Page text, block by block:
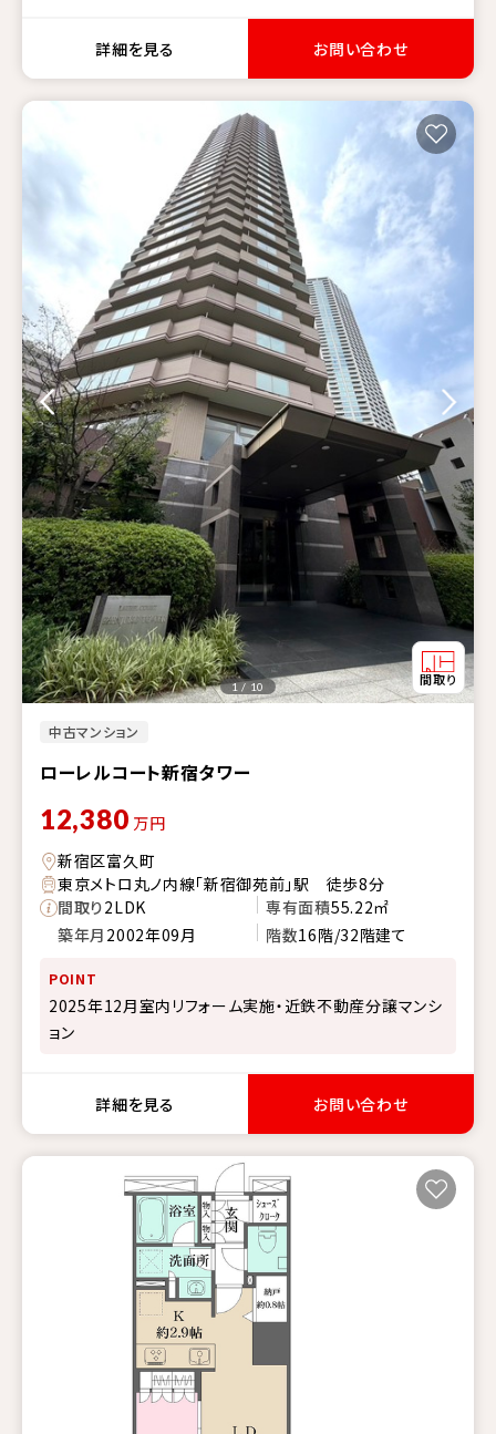
詳細を見る お問い合わせ
中古マンション
ローレルコート新宿タワー
1 / 10
12,380 万円
新宿区富久町
東京メトロ丸ノ内線「新宿御苑前」駅 徒歩8分
間取り2LDK 専有面積55.22㎡
築年月 2002年09月 階数16階/32階建て
POINT
2025年12月室内リフォーム実施・近鉄不動産分譲マンシ
ョン
詳細を見る お問い合わせ